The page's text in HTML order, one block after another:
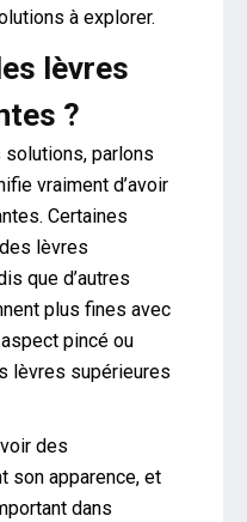
à explorer.
lèvres
?
parlons
vraiment d’avoir
Certaines
lèvres
que d’autres
plus fines avec
aspect pincé ou
lèvres supérieures
des
son apparence, et
dans